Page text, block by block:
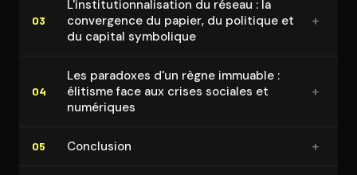
03
L'ins­ti­tu­tion­na­li­sa­tion du réseau : la
convergence du papier, du politique et
du capital symbolique
+
04
Les paradoxes d'un règne immuable :
élitisme face aux crises sociales et
numériques
+
05 Conclusion +